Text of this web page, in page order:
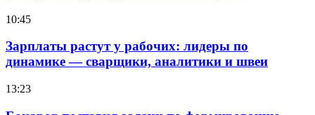
10:45
Зарплаты растут у рабочих: лидеры по
динамике — сварщики, аналитики и швеи
13:23